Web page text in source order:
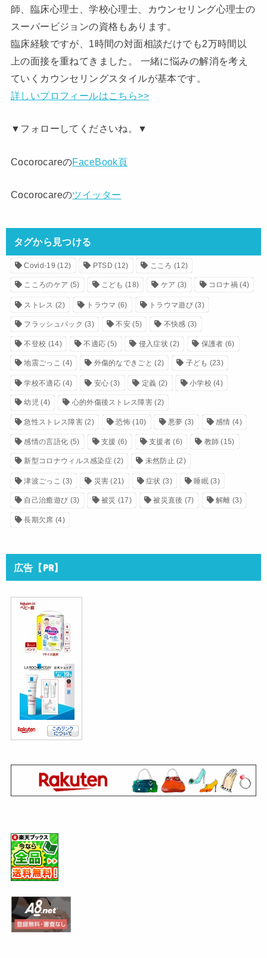
師、臨床心理士、学校心理士、カウンセリング心理士の
スーパービジョンの資格もあります。
臨床経験ですが、1時間の対面相談だけでも2万時間以
上の面接を重ねてきました。 一緒に悩みの解消を考え
ていくカウンセリングスタイルが基本です。
詳しいプロフィールはこちら>>
▼フォローしてくださいね。▼
CocorocareのFaceBook頁
Cocorocareのツイッター
タグから見つける
Covid-19 (12) PTSD (12) こころ (12)
こころのケア (5) こども (18) ケア (3) コロナ禍 (4)
ストレス (2) トラウマ (6) トラウマ遊び(3)
フラッシュバック (3) 不安 (5) 不快感 (3)
不登校 (14) 不適応 (5) 侵入症状 (2) 保護者 (6)
地震ごっこ (4) 外傷的なできごと (2) 子ども (23)
学校不適応(4) 安心 (3) 定義 (2) 小学校 (4)
幼児 (4) 心的外傷後ストレス障害(2)
急性ストレス障害(2) 恐怖 (10) 悪夢 (3) 感情 (4)
感情の言語化 (5) 支援 (6) 支援者(6) 教師 (15)
新型コロナウィルス感染症 (2) 未然防止 (2)
津波ごっこ (3) 災害 (21) 症状 (3) 睡眠(3)
自己治癒遊び (3) 被災 (17) 被災直後 (7) 解離 (3)
長期欠席 (4)
広告【PR】